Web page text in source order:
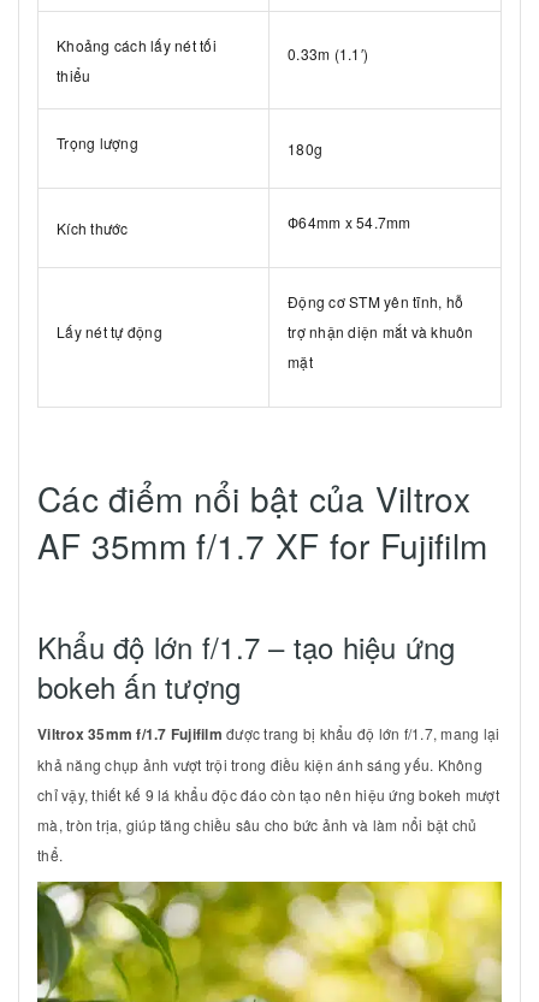
Khoảng cách lấy nét tối
thiểu
0.33m (1.1′)
Trọng lượng 180g
Kích thước Ф64mm x 54.7mm
Lấy nét tự động
Động cơ STM yên tĩnh, hỗ
trợ nhận diện mắt và khuôn
mặt
Các điểm nổi bật của Viltrox
AF 35mm f/1.7 XF for Fujifilm
Khẩu độ lớn f/1.7 – tạo hiệu ứng
bokeh ấn tượng
Viltrox 35mm f/1.7 Fujifilm được trang bị khẩu độ lớn f/1.7, mang lại
khả năng chụp ảnh vượt trội trong điều kiện ánh sáng yếu. Không
chỉ vậy, thiết kế 9 lá khẩu độc đáo còn tạo nên hiệu ứng bokeh mượt
mà, tròn trịa, giúp tăng chiều sâu cho bức ảnh và làm nổi bật chủ
thể.